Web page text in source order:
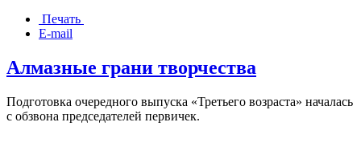
Печать
E-mail
Алмазные грани творчества
Подготовка очередного выпуска «Третьего возраста» началась
с обзвона председателей первичек.